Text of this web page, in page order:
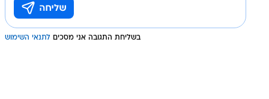
בשליחת התגובה אני מסכים לתנאי השימוש